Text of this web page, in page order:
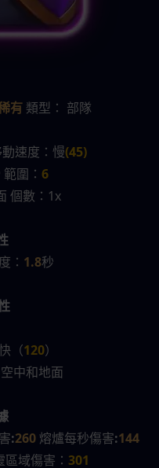
有 類型： 部隊
動速度：慢(45)
圍： 6
個數：1x
： 1.8秒
（120）
中和地面
:260 熔爐每秒傷害:144
區域傷害： 301